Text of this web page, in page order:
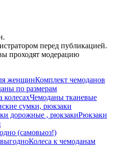
перед публикацией.
проходят модерацию
женщинКомплект чемоданов
по размерам
колесахЧемоданы тканевые
сумки, рюкзаки
дорожные , рюкзакиРюкзаки
(самовыоз!)
Колеса к чемоданам